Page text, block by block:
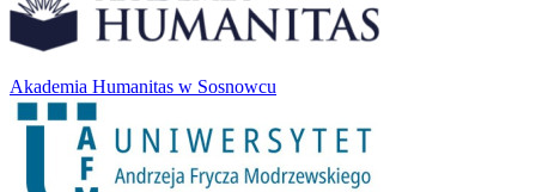
Akademia Humanitas w Sosnowcu